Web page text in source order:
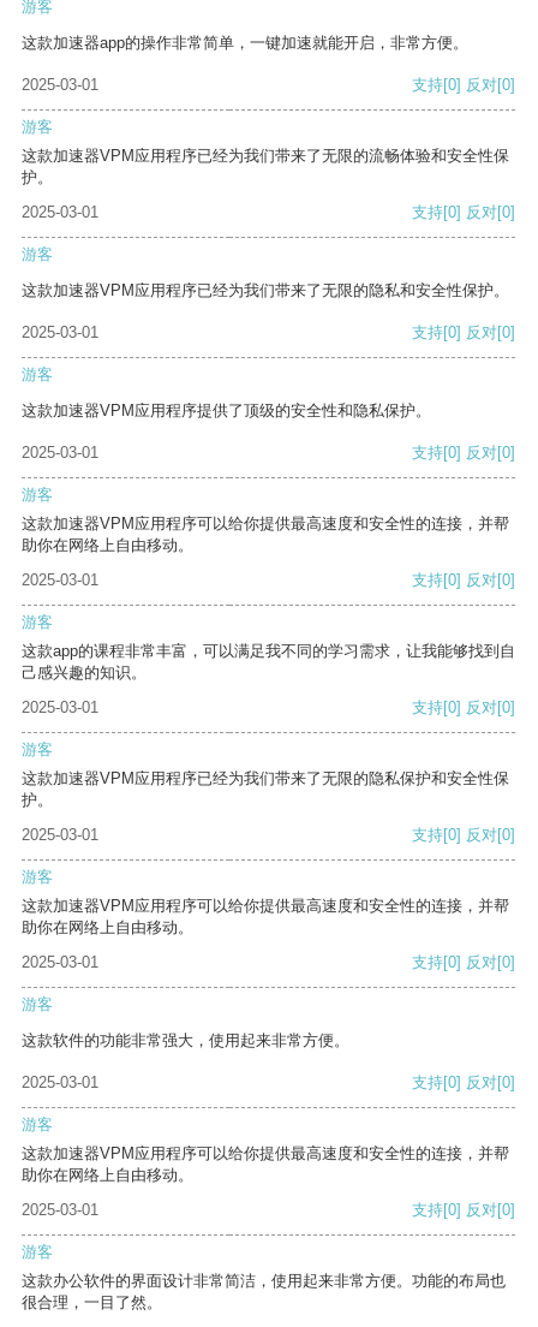
游客
这款加速器app的操作非常简单，一键加速就能开启，非常方便。
2025-03-01 支持[0] 反对[0]
游客
这款加速器VPM应用程序已经为我们带来了无限的流畅体验和安全性保
护。
2025-03-01
支持[0] 反对[0]
游客
这款加速器VPM应用程序已经为我们带来了无限的隐私和安全性保护。
2025-03-01 支持[0] 反对[0]
游客
这款加速器VPM应用程序提供了顶级的安全性和隐私保护。
2025-03-01 支持[0] 反对[0]
游客
这款加速器VPM应用程序可以给你提供最高速度和安全性的连接，并帮
助你在网络上自由移动。
2025-03-01
支持[0] 反对[0]
游客
这款app的课程非常丰富，可以满足我不同的学习需求，让我能够找到自
己感兴趣的知识。
2025-03-01
支持[0] 反对[0]
游客
这款加速器VPM应用程序已经为我们带来了无限的隐私保护和安全性保
护。
2025-03-01
支持[0] 反对[0]
游客
这款加速器VPM应用程序可以给你提供最高速度和安全性的连接，并帮
助你在网络上自由移动。
2025-03-01
支持[0] 反对[0]
游客
这款软件的功能非常强大，使用起来非常方便。
2025-03-01 支持[0] 反对[0]
游客
这款加速器VPM应用程序可以给你提供最高速度和安全性的连接，并帮
助你在网络上自由移动。
2025-03-01
支持[0] 反对[0]
游客
这款办公软件的界面设计非常简洁，使用起来非常方便。功能的布局也
很合理，一目了然。